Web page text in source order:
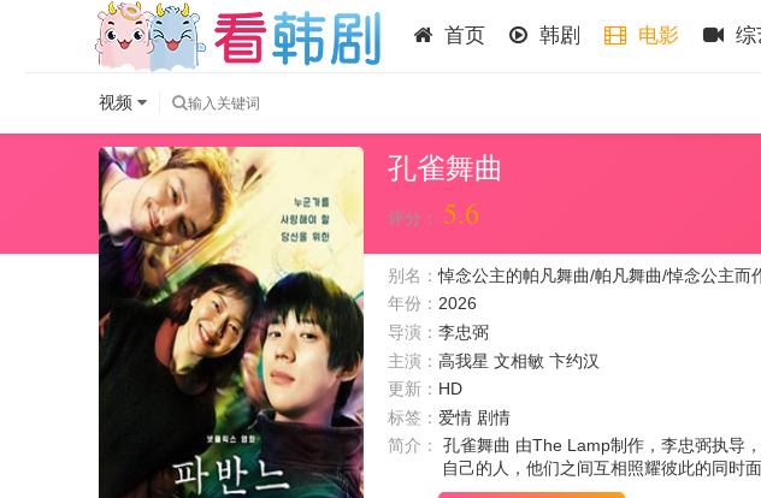
首页 韩剧 电影 综
视频
孔雀舞曲
评分： 5.6
别名：悼念公主的帕凡舞曲/帕凡舞曲/悼念公主而
年份： 2026
导演： 李忠弼
主演： 高我星 文相敏 卞约汉
更新： HD
标签： 爱情 剧情
简介：
孔雀舞曲 由The Lamp制作，李忠弼执导
自己的人，他们之间互相照耀彼此的同时